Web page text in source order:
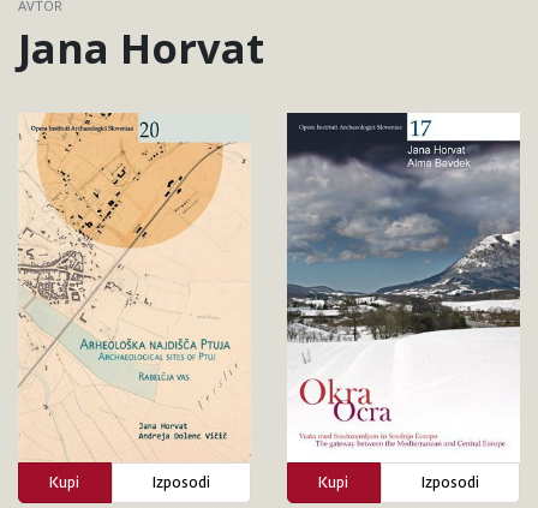
AVTOR
Jana Horvat
Kupi
Izposodi
Kupi
Izposodi